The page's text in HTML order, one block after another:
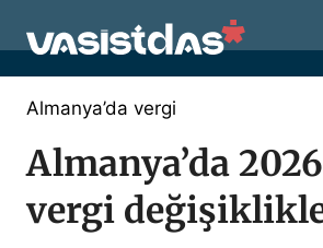
atla
Almanya’da vergi
Almanya’da 2026
vergi